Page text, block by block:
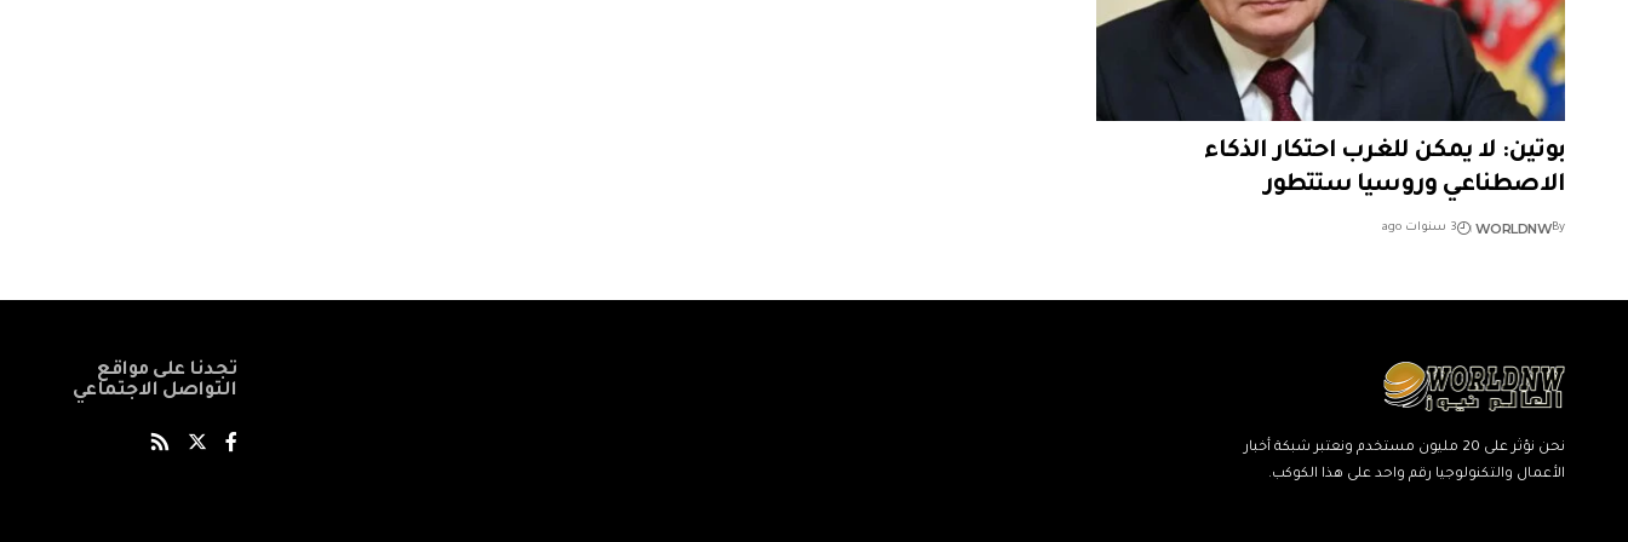
بوتين: لا يمكن للغرب احتكار الذكاء
الاصطناعي وروسيا ستتطور
By
WORLDNW 3 سنوات ago
نحن نؤثر على 20 مليون مستخدم ونعتبر شبكة أخبار
الأعمال والتكنولوجيا رقم واحد على هذا الكوكب.
تجدنا على مواقع
التواصل الاجتماعي